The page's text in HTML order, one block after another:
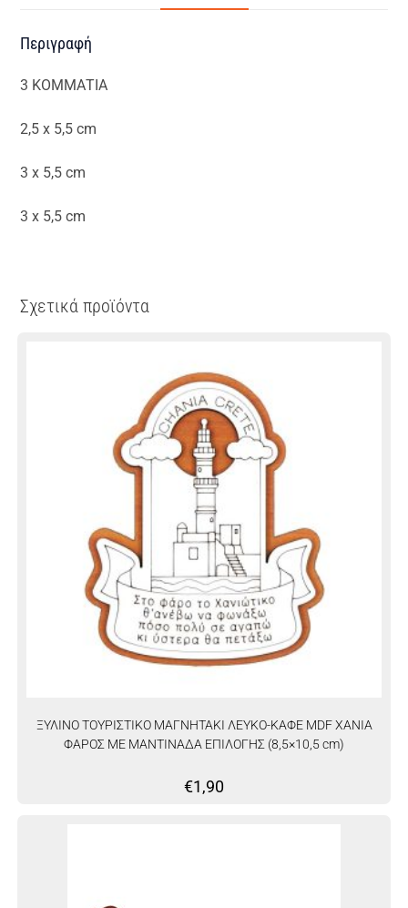
Περιγραφή
3 ΚΟΜΜΑΤΙΑ
2,5 x 5,5 cm
3 x 5,5 cm
3 x 5,5 cm
Σχετικά προϊόντα
ΞΥΛΙΝΟ ΤΟΥΡΙΣΤΙΚΟ ΜΑΓΝΗΤΑΚΙ ΛΕΥΚΟ-ΚΑΦΕ MDF ΧΑΝΙΑ
ΦΑΡΟΣ ΜΕ ΜΑΝΤΙΝΑΔΑ ΕΠΙΛΟΓΗΣ (8,5×10,5 cm)
€1,90